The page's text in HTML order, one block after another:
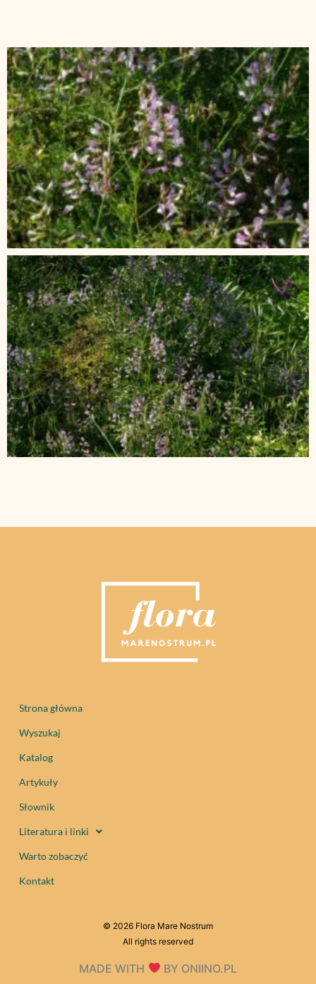
Strona główna
Wyszukaj
Katalog
Artykuły
Słownik
Literatura i linki
Warto zobaczyć
Kontakt
© 2026 Flora Mare Nostrum
All rights reserved
MADE WITH BY ONIINO.PL